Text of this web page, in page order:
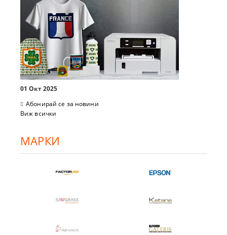
01 Окт 2025
Абонирай се за новини
Виж всички
МАРКИ